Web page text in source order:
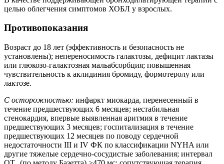
целью облегчения симптомов ХОБЛ у взрослых.
Противопоказания
Возраст до 18 лет (эффективность и безопасность не
установлены); непереносимость галактозы, дефицит лактазы
или глюкозо-галактозная мальабсорбция; повышенная
чувствительность к аклидиния бромиду, формотеролу или
лактозе.
С осторожностью: инфаркт миокарда, перенесенный в
течение предшествующих 6 месяцев; нестабильная
стенокардия, впервые выявленная аритмия в течение
предшествующих 3 месяцев; госпитализация в течение
предшествующих 12 месяцев по поводу сердечной
недостаточности III и IV ФК по классификации NYHA или
другие тяжелые сердечно-сосудистые заболевания; интервал